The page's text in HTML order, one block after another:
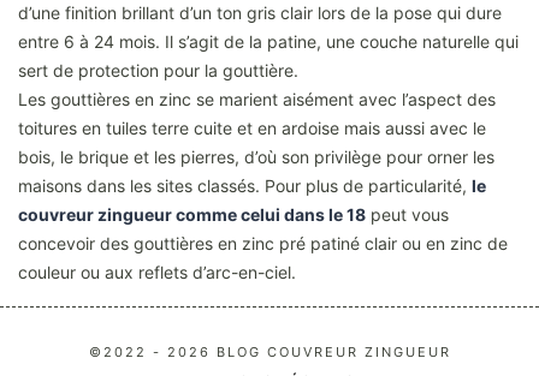
d’une finition brillant d’un ton gris clair lors de la pose qui dure
entre 6 à 24 mois. Il s’agit de la patine, une couche naturelle qui
sert de protection pour la gouttière.
Les gouttières en zinc se marient aisément avec l’aspect des
toitures en tuiles terre cuite et en ardoise mais aussi avec le
bois, le brique et les pierres, d’où son privilège pour orner les
maisons dans les sites classés. Pour plus de particularité, le
couvreur zingueur comme celui dans le 18 peut vous
concevoir des gouttières en zinc pré patiné clair ou en zinc de
couleur ou aux reflets d’arc-en-ciel.
©2022 - 2026 BLOG COUVREUR ZINGUEUR